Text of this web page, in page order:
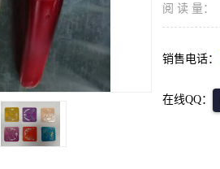
阅 读 量：
销售电话：
在线QQ：